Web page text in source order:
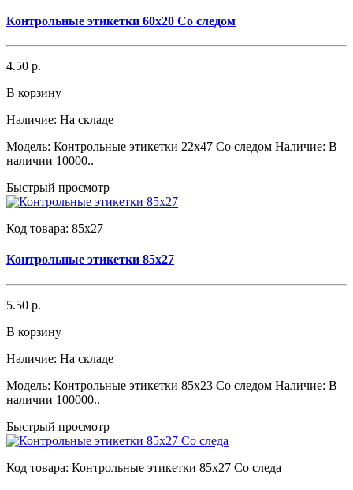
Контрольные этикетки 60x20 Со следом
4.50 р.
В корзину
Наличие: На складе
Модель: Контрольные этикетки 22x47 Со следом Наличие: В
наличии 10000..
Быстрый просмотр
Код товара: 85x27
Контрольные этикетки 85x27
5.50 р.
В корзину
Наличие: На складе
Модель: Контрольные этикетки 85x23 Со следом Наличие: В
наличии 100000..
Быстрый просмотр
Код товара: Контрольные этикетки 85x27 Со следа